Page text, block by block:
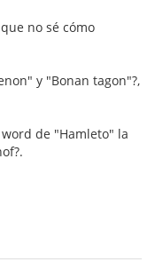
no sé cómo
y "Bonan tagon"?,
de "Hamleto" la